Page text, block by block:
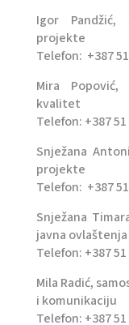
Igor Pandžić,
projekte
Telefon: +387
Mira
kvalitet
Telefon: +387 51
Snježana
projekte
Telefon: +387
Snježana
javna ovlaštenja
Telefon: +387 51
Mila Radić,
i komunikaciju
Telefon: +387 51